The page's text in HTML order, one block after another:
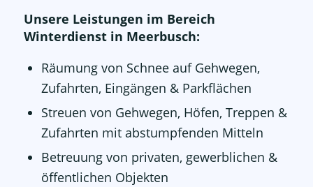
Unsere Leistungen im Bereich
Winterdienst in Meerbusch:
Räumung von Schnee auf Gehwegen,
Zufahrten, Eingängen & Parkflächen
Streuen von Gehwegen, Höfen, Treppen &
Zufahrten mit abstumpfenden Mitteln
Betreuung von privaten, gewerblichen &
öffentlichen Objekten